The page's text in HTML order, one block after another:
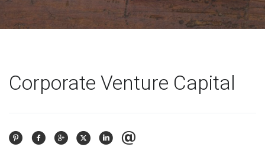
Corporate Venture Capital